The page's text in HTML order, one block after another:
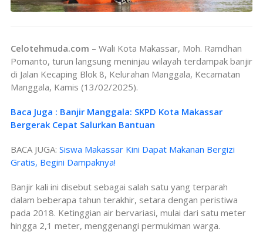
Celotehmuda.com – Wali Kota Makassar, Moh. Ramdhan
Pomanto, turun langsung meninjau wilayah terdampak banjir
di Jalan Kecaping Blok 8, Kelurahan Manggala, Kecamatan
Manggala, Kamis (13/02/2025).
Baca Juga : Banjir Manggala: SKPD Kota Makassar
Bergerak Cepat Salurkan Bantuan
BACA JUGA: Siswa Makassar Kini Dapat Makanan Bergizi
Gratis, Begini Dampaknya!
Banjir kali ini disebut sebagai salah satu yang terparah
dalam beberapa tahun terakhir, setara dengan peristiwa
pada 2018. Ketinggian air bervariasi, mulai dari satu meter
hingga 2,1 meter, menggenangi permukiman warga.